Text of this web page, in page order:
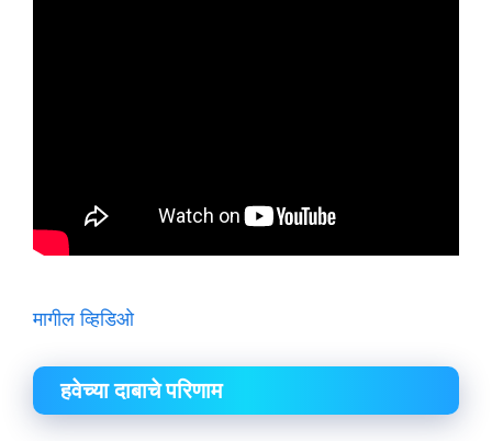
मागील व्हिडिओ
हवेच्या दाबाचे परिणाम